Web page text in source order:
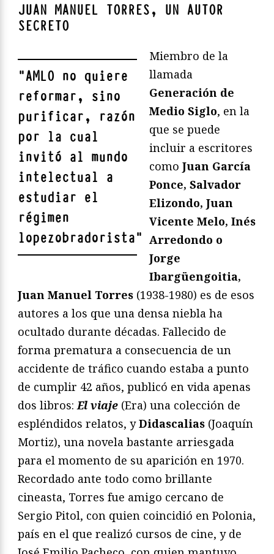
JUAN MANUEL TORRES, UN AUTOR
SECRETO
"AMLO no quiere
reformar, sino
purificar, razón
por la cual
invitó al mundo
intelectual a
estudiar el
régimen
lopezobradorista"
Miembro de la
llamada
Generación de
Medio Siglo, en la
que se puede
incluir a escritores
como Juan García
Ponce, Salvador
Elizondo, Juan
Vicente Melo, Inés
Arredondo o
Jorge
Ibargüengoitia,
Juan Manuel Torres (1938-1980) es de esos
autores a los que una densa niebla ha
ocultado durante décadas. Fallecido de
forma prematura a consecuencia de un
accidente de tráfico cuando estaba a punto
de cumplir 42 años, publicó en vida apenas
dos libros: El viaje (Era) una colección de
espléndidos relatos, yDidascalias (Joaquín
Mortiz), una novela bastante arriesgada
para el momento de su aparición en 1970.
Recordado ante todo como brillante
cineasta, Torres fue amigo cercano de
Sergio Pitol, con quien coincidió en Polonia,
país en el que realizó cursos de cine, y de